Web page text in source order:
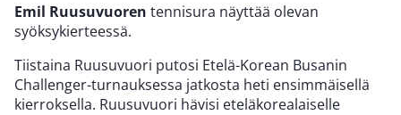
Emil Ruusuvuoren tennisura näyttää olevan
syöksykierteessä.
Tiistaina Ruusuvuori putosi Etelä-Korean Busanin
Challenger-turnauksessa jatkosta heti ensimmäisellä
kierroksella. Ruusuvuori hävisi eteläkorealaiselle